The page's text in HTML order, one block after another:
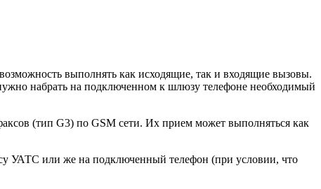
выполнять как исходящие, так и входящие вызовы.
набрать на подключенном к шлюзу телефоне необходимый
(тип G3) по GSM сети. Их прием может выполняться как
УАТС или же на подключенный телефон (при условии, что